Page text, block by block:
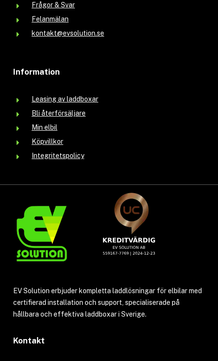
Frågor & Svar
Felanmälan
kontakt@evsolution.se
Information
Leasing av laddboxar
Bli återförsäljare
Min elbil
Köpvillkor
Integritetspolicy
EV Solution erbjuder kompletta laddlösningar för elbilar med
certifierad installation och support, specialiserade på
hållbara och effektiva laddboxar i Sverige.
Kontakt